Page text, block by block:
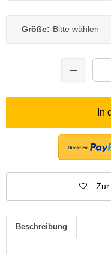
Größe: Bitte wählen
In
Zur
Beschreibung